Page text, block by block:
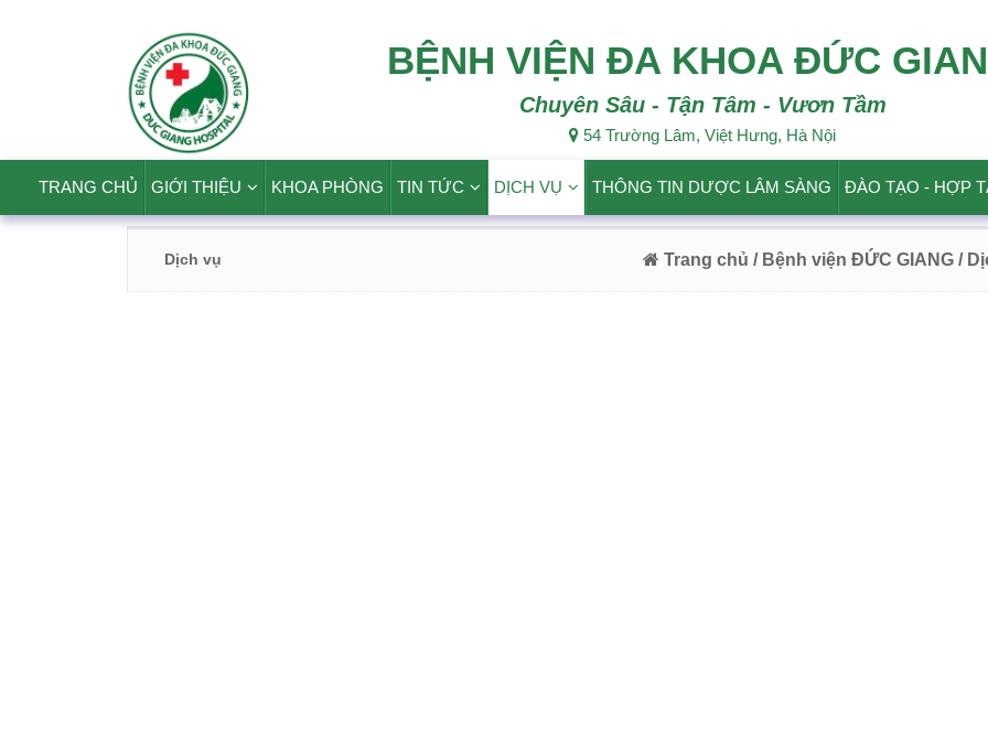
BỆNH VIỆN ĐA KHOA ĐỨC
Chuyên Sâu - Tận Tâm - Vươn Tầm
54 Trường Lâm, Việt Hưng, Hà Nội
TRANG CHỦ GIỚI THIỆU KHOA PHÒNG TIN TỨC DỊCH VỤ THÔNG TIN DƯỢC LÂM SÀNG ĐÀO TẠO - HỢP
Trang chủ / Bệnh viện ĐỨC GIANG /
Dịch vụ